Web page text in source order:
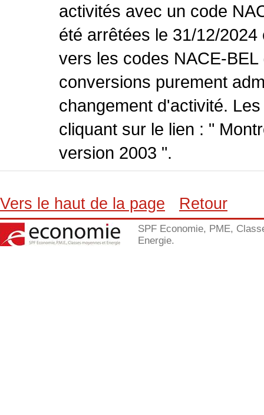
activités avec un code
été arrêtées le 31/12/
vers les codes NACE-
conversions purement
changement d'activité.
cliquant sur le lien : "
version 2003 ".
Vers le haut de la page Retour
SPF Economie, PME,
Energie.